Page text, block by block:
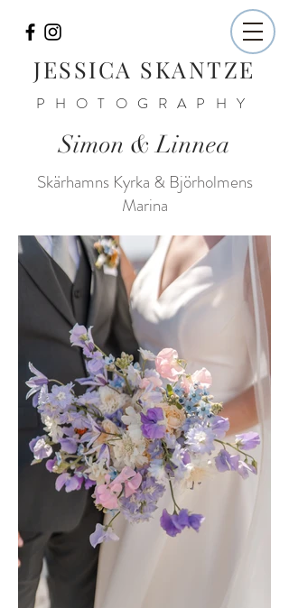
JESSICA SKANTZE
PHOTOGRAPHY
Simon & Linnea
Skärhamns Kyrka & Björholmens
Marina